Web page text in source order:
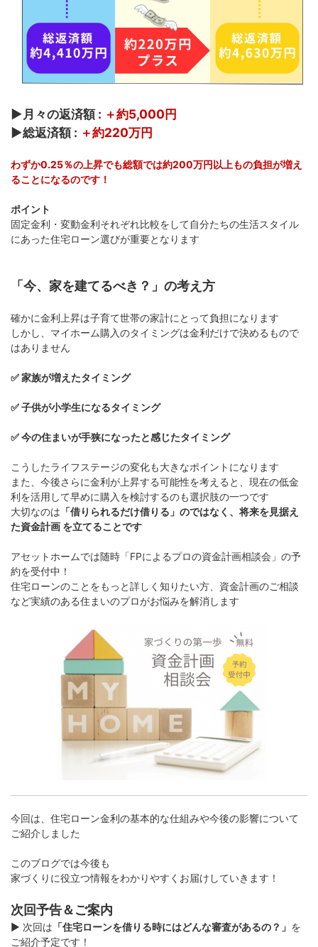
▶月々の返済額 : ＋約5,000円
▶総返済額 : ＋約220万円
わずか0.25％の上昇でも総額では約200万円以上もの負担が増え
ることになるのです！
ポイント
固定金利・変動金利それぞれ比較をして自分たちの生活スタイル
にあった住宅ローン選びが重要となります
「今、家を建てるべき？」の考え方
確かに金利上昇は子育て世帯の家計にとって負担になります
しかし、マイホーム購入のタイミングは金利だけで決めるもので
はありません
✅ 家族が増えたタイミング
✅ 子供が小学生になるタイミング
✅ 今の住まいが手狭になったと感じたタイミング
こうしたライフステージの変化も大きなポイントになります
また、今後さらに金利が上昇する可能性を考えると、現在の低金
利を活用して早めに購入を検討するのも選択肢の一つです
大切なのは 「借りられるだけ借りる」のではなく、将来を見据え
た資金計画 を立てることです
アセットホームでは随時「FPによるプロの資金計画相談会」の予
約を受付中！
住宅ローンのことをもっと詳しく知りたい方、資金計画のご相談
など実績のある住まいのプロがお悩みを解消します
今回は、住宅ローン金利の基本的な仕組みや今後の影響について
ご紹介しました
このブログでは今後も
家づくりに役立つ情報をわかりやすくお届けしていきます！
次回予告＆ご案内
▶︎ 次回は 「住宅ローンを借りる時にはどんな審査があるの？」 を
ご紹介予定です！